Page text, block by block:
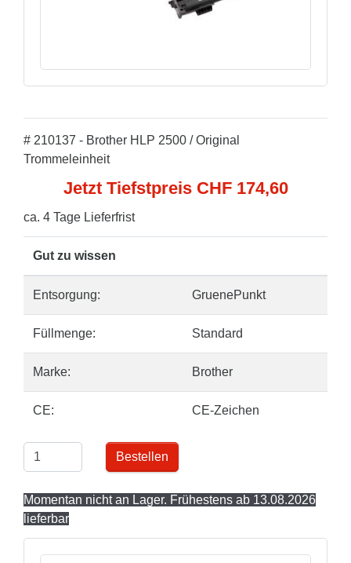
# 210137 - Brother HLP 2500 / Original
Trommeleinheit
Jetzt Tiefstpreis CHF 174,60
ca. 4 Tage Lieferfrist
Gut zu wissen
Entsorgung: GruenePunkt
Füllmenge: Standard
Marke: Brother
CE: CE-Zeichen
Bestellen
Momentan nicht an Lager. Frühestens ab 13.08.2026
lieferbar